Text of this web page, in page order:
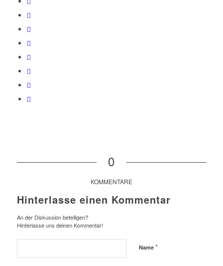
0
KOMMENTARE
Hinterlasse einen Kommentar
An der Diskussion beteiligen?
Hinterlasse uns deinen Kommentar!
Name *